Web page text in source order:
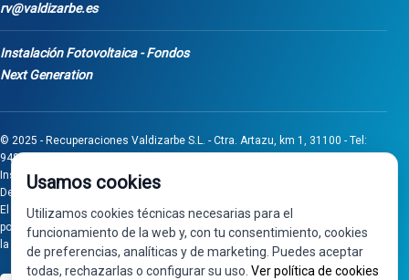
rv@valdizarbe.es
Instalación Fotovoltaica - Fondos
Next Generation
© 2025 - Recuperaciones Valdizarbe S.L. - Ctra. Artazu, km 1, 31100 - Tel:
948 340 498 / 668 848 123 - Puente la Reina - Navarra - CIF B31275837.
Inscrita en el Registro Mercantil de Navarra, Tomo 32, Folio 75, Hoja 525.
Desarrollado porSeintosoft
El proyecto de inversión "0011-0558-2024-000008" ha sido subvencionado
por Gobierno de Navarra al amparo de la convocatoria de 2024 de Ayudas a
la inversión en pymes industriales
Usamos cookies
Utilizamos cookies técnicas necesarias para el
funcionamiento de la web y, con tu consentimiento, cookies
de preferencias, analíticas y de marketing. Puedes aceptar
todas, rechazarlas o configurar su uso. Ver política de cookies